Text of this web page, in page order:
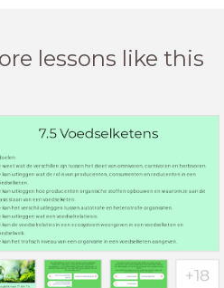
lessons like this